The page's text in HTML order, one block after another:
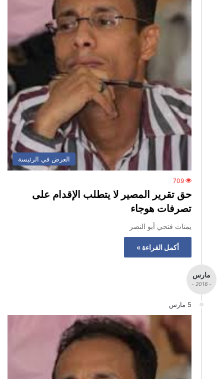
العرض في الرئيسة
709
حق تقرير المصير لا يتطلب الإقدام على
تصرفات هوجاء
يمنات فتحي أبو النصر
أكمل القراءة »
مارس
- 2016 -
5 مارس